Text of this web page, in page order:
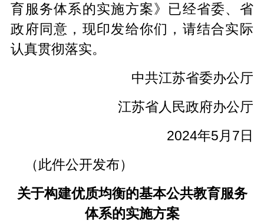
育服务体系的实施方案》已经省委、省
政府同意，现印发给你们，请结合实际
认真贯彻落实。
中共江苏省委办公厅
江苏省人民政府办公厅
2024年5月7日
（此件公开发布）
关于构建优质均衡的基本公共教育服务
体系的实施方案